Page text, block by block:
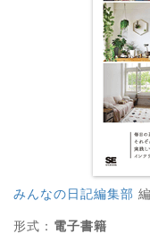
みんなの日記編集部
形式： 電子書籍